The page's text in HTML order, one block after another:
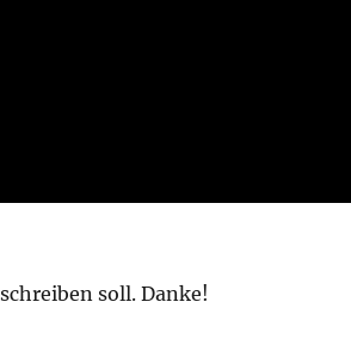
soll. Danke!